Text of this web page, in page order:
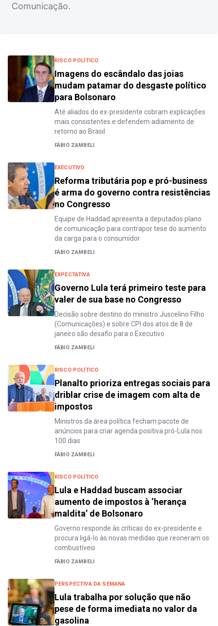
Comunicação.
RISCO POLÍTICO
Imagens do escândalo das joias
mudam patamar do desgaste político
para Bolsonaro
Até aliados do ex-presidente cobram explicações
mais consistentes e defendem adiamento de
retorno ao Brasil
FÁBIO ZAMBELI
EXECUTIVO
Reforma tributária pop e pró-business
é arma do governo contra resistências
no Congresso
Equipe de Haddad apresenta a deputados plano
de comunicação para contrapor tese do aumento
da carga para o consumidor
FÁBIO ZAMBELI
EXPECTATIVA
Governo Lula terá primeiro teste para
valer de sua base no Congresso
Decisão sobre destino do ministro Juscelino Filho
(Comunicações) e sobre CPI dos atos de 8 de
janeiro são desafio para o Executivo
FÁBIO ZAMBELI
RISCO POLÍTICO
Planalto prioriza entregas sociais para
driblar crise de imagem com alta de
impostos
Ministros da área política fecham pacote de
anúncios para criar agenda positiva pró-Lula nos
100 dias
FÁBIO ZAMBELI
RISCO POLÍTICO
Lula e Haddad buscam associar
aumento de impostos à ‘herança
maldita’ de Bolsonaro
Governo responde às críticas do ex-presidente e
procura ligá-lo às novas medidas que reoneram os
combustíveis
FÁBIO ZAMBELI
PERSPECTIVA DA SEMANA
Lula trabalha por solução que não
pese de forma imediata no valor da
gasolina